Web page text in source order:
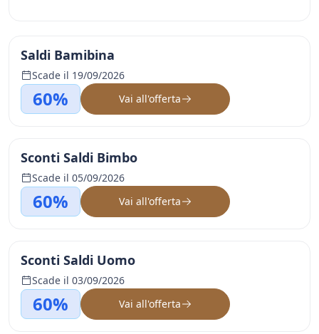
Saldi Bamibina
Scade il 19/09/2026
60% Vai all'offerta
Sconti Saldi Bimbo
Scade il 05/09/2026
60% Vai all'offerta
Sconti Saldi Uomo
Scade il 03/09/2026
60% Vai all'offerta